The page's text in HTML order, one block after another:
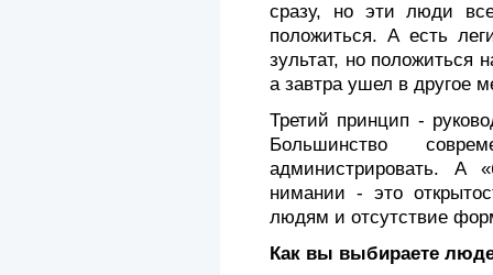
сразу, но эти люди
положиться. А есть
зультат, но положиться
а завтра ушел в другое
Третий принцип -
Большинство
администрировать. А
нимании - это
людям и отсутствие
Как вы выбираете